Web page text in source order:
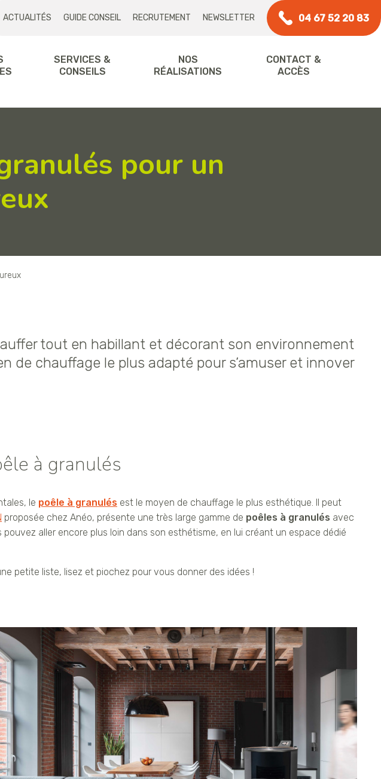
ACTUALITÉS GUIDE CONSEIL RECRUTEMENT NEWSLETTER 04 67 52 20 83
SERVICES &
CONSEILS
NOS
RÉALISATIONS
CONTACT &
ACCÈS
pour un
tout en habillant et décorant son environnement
de chauffage le plus adapté pour s’amuser et innover
à granulés
le poêle à granulés est le moyen de chauffage le plus esthétique. Il peut
proposée chez Anéo, présente une très large gamme de poêles à granulés avec
aller encore plus loin dans son esthétisme, en lui créant un espace dédié
petite liste, lisez et piochez pour vous donner des idées !